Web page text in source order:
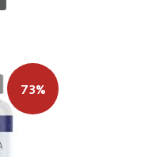
73%